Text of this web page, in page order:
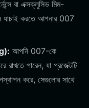
বা এক্সক্লুসিভ মিম-
যাচাই করতে আপনার 007
আপনি 007-কে
রাখতে পারেন, যা প্রজেক্টটি
করে, সেগুলোর সাথে